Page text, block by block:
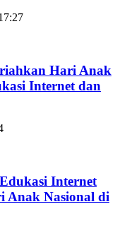
Hari Anak
Internet dan
Internet
Anak Nasional di